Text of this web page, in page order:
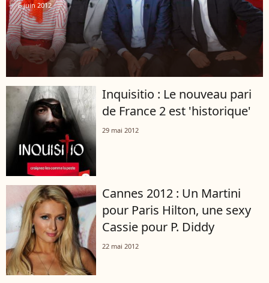
6 juin 2012
Inquisitio : Le nouveau pari
de France 2 est 'historique'
29 mai 2012
Cannes 2012 : Un Martini
pour Paris Hilton, une sexy
Cassie pour P. Diddy
22 mai 2012